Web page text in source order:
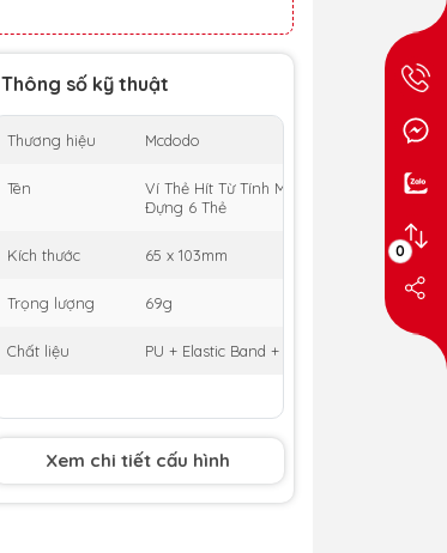
0
Thông số kỹ thuật
Thương hiệu Mcdodo
Tên
Ví Thẻ Hít Từ Tính Mcdodo Napa 2-trong-1
Đựng 6 Thẻ
Kích thước 65 x 103mm
Trọng lượng 69g
Chất liệu PU + Elastic Band + Manganese Steel +
Xem chi tiết cấu hình